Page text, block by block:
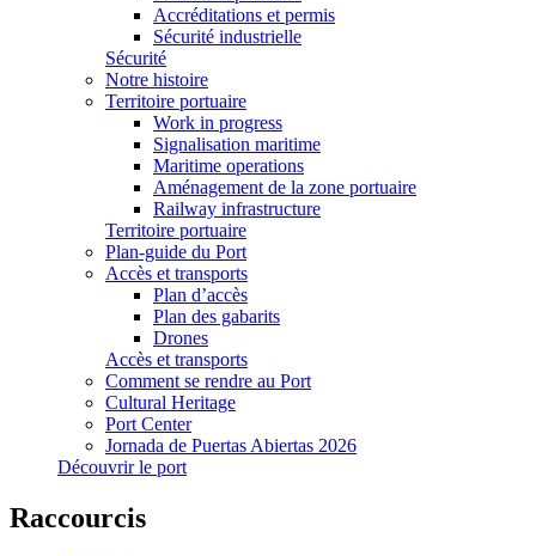
Accréditations et permis
Sécurité industrielle
Sécurité
Notre histoire
Territoire portuaire
Work in progress
Signalisation maritime
Maritime operations
Aménagement de la zone portuaire
Railway infrastructure
Territoire portuaire
Plan-guide du Port
Accès et transports
Plan d’accès
Plan des gabarits
Drones
Accès et transports
Comment se rendre au Port
Cultural Heritage
Port Center
Jornada de Puertas Abiertas 2026
Découvrir le port
Raccourcis